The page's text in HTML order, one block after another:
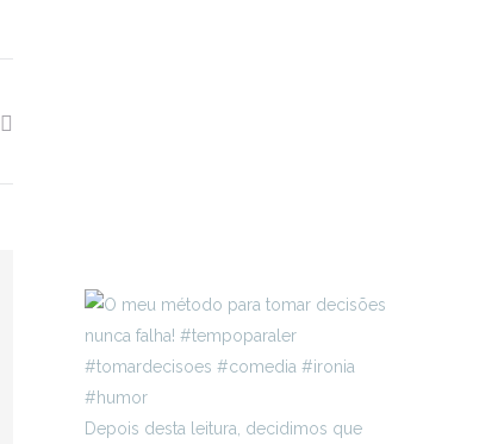
Depois desta leitura, decidimos que